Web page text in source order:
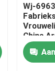
Wj-
China
het